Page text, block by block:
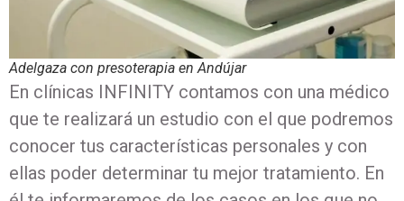
Adelgaza con presoterapia en Andújar
En clínicas INFINITY contamos con una médico
que te realizará un estudio con el que podremos
conocer tus características personales y con
ellas poder determinar tu mejor tratamiento. En